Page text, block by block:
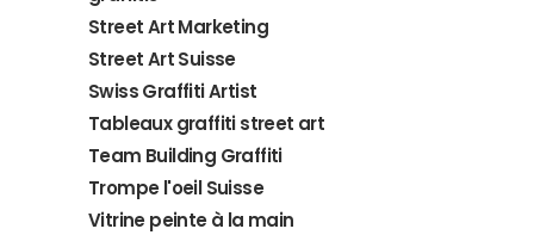
Street Art Marketing
Street Art Suisse
Swiss Graffiti Artist
Tableaux graffiti street art
Team Building Graffiti
Trompe l'oeil Suisse
Vitrine peinte à la main